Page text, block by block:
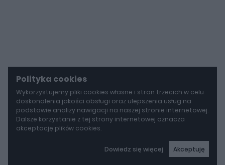
Polityka cookies
Wykorzystujemy pliki cookies własne i stron trzecich w celu
doskonalenia jakości obsługi oraz ulepszenia usług na
podstawie analizy nawigacji na naszej stronie internetowej.
Dalsze korzystanie z tej strony internetowej oznacza
akceptację plików cookies.
Dowiedz się więcej Akceptuję